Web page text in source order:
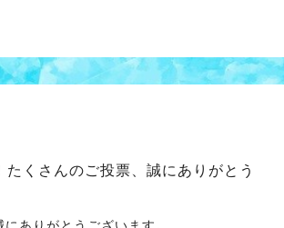
くさんのご投票、誠にありがとう